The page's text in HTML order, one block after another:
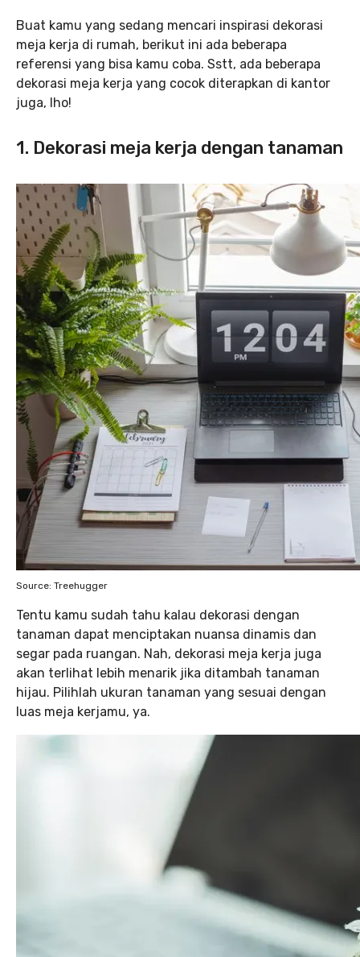
Buat kamu yang sedang mencari inspirasi dekorasi
meja kerja di rumah, berikut ini ada beberapa
referensi yang bisa kamu coba. Sstt, ada beberapa
dekorasi meja kerja yang cocok diterapkan di kantor
juga, lho!
1. Dekorasi meja kerja dengan tanaman
Source: Treehugger
Tentu kamu sudah tahu kalau dekorasi dengan
tanaman dapat menciptakan nuansa dinamis dan
segar pada ruangan. Nah, dekorasi meja kerja juga
akan terlihat lebih menarik jika ditambah tanaman
hijau. Pilihlah ukuran tanaman yang sesuai dengan
luas meja kerjamu, ya.